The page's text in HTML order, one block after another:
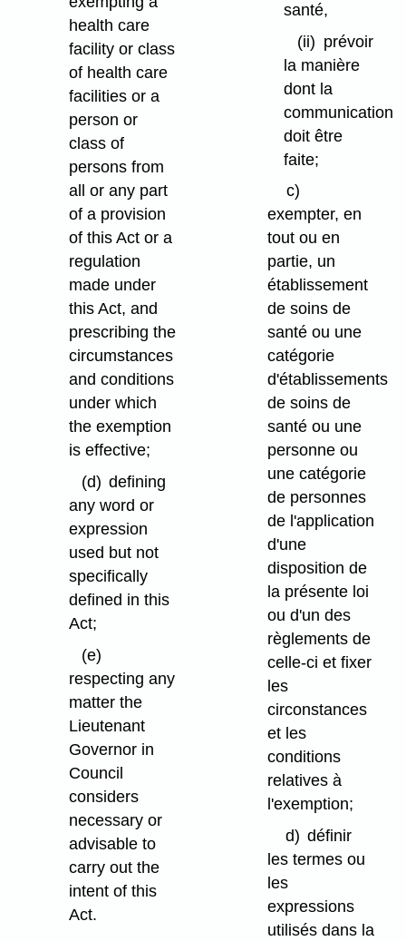
health care
facility or class
of health care
facilities or a
person or
class of
persons from
all or any part
of a provision
of this Act or a
regulation
made under
this Act, and
prescribing the
circumstances
and conditions
under which
the exemption
is effective;
(d) defining
any word or
expression
used but not
specifically
defined in this
Act;
(e)
respecting any
matter the
Lieutenant
Governor in
Council
considers
necessary or
advisable to
carry out the
intent of this
Act.
santé,
(ii) prévoir
la manière
dont la
communication
doit être
faite;
c)
exempter, en
tout ou en
partie, un
établissement
de soins de
santé ou une
catégorie
d'établissements
de soins de
santé ou une
personne ou
une catégorie
de personnes
de l'application
d'une
disposition de
la présente loi
ou d'un des
règlements de
celle-ci et fixer
les
circonstances
et les
conditions
relatives à
l'exemption;
d) définir
les termes ou
les
expressions
utilisés dans la